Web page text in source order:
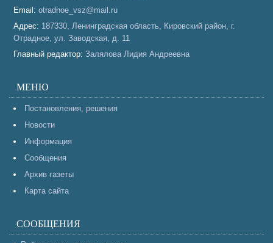
Email: otradnoe_vsz@mail.ru
Адрес: 187330, Ленинградская область, Кировский район, г.
Отрадное, ул. Заводская, д. 11
Главный редактор: Залялова Лидия Андреевна
МЕНЮ
Постановления, решения
Новости
Информация
Сообщения
Архив газеты
Карта сайта
СООБЩЕНИЯ